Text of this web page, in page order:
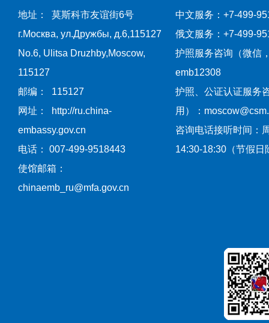
地址： 莫斯科市友谊街6号
г.Москва, ул.Дружбы, д.6,115127
No.6, Ulitsa Druzhby,Moscow,
115127
邮编： 115127
网址： http://ru.china-
embassy.gov.cn
电话： 007-499-9518443
使馆邮箱：
chinaemb_ru@mfa.gov.cn
中文服务：+7-499-
俄文服务：+7-499-
护照服务咨询（微信
emb12308
护照、公证认证服务
用）：
咨询电话接听时间：
14:30-18:30（节假日